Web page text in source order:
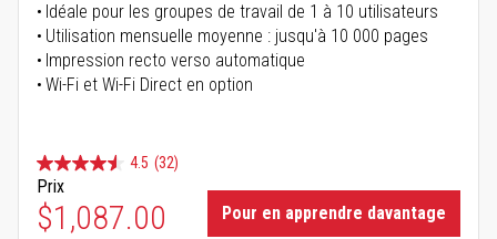
Idéale pour les groupes de travail de 1 à 10 utilisateurs
Utilisation mensuelle moyenne : jusqu'à 10 000 pages
Impression recto verso automatique
Wi-Fi et Wi-Fi Direct en option
4.5 (32)
Prix
$1,087.00 Pour en apprendre davantage